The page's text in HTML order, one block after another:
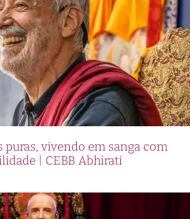
vivendo em sanga com
| CEBB Abhirati